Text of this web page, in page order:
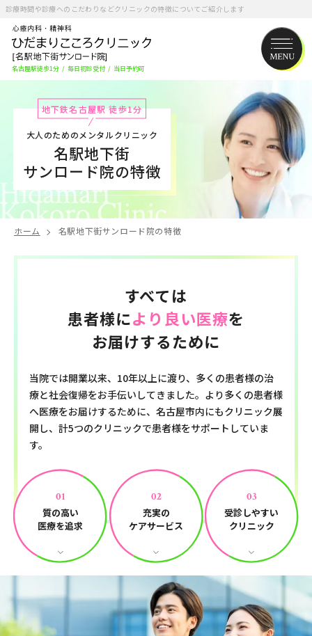
診療時間や診療へのこだわりなどクリニックの特徴についてご紹介します
名古屋駅徒歩1分 / 毎日初診受付 / 当日予約可
地下鉄名古屋駅 徒歩1分
大人のためのメンタルクリニック
名駅地下街
サンロード院の特徴
ホーム 名駅地下街サンロード院の特徴
すべては
患者様により良い医療を
お届けするために
当院では開業以来、10年以上に渡り、多くの患者様の治
療と社会復帰をお手伝いしてきました。 より多くの患者様
へ医療をお届けするために、名古屋市内にもクリニック展
開し、 計5つのクリニックで患者様をサポートしていま
す。
01
質の高い
医療を追求
02
充実の
ケアサービス
03
受診しやすい
クリニック